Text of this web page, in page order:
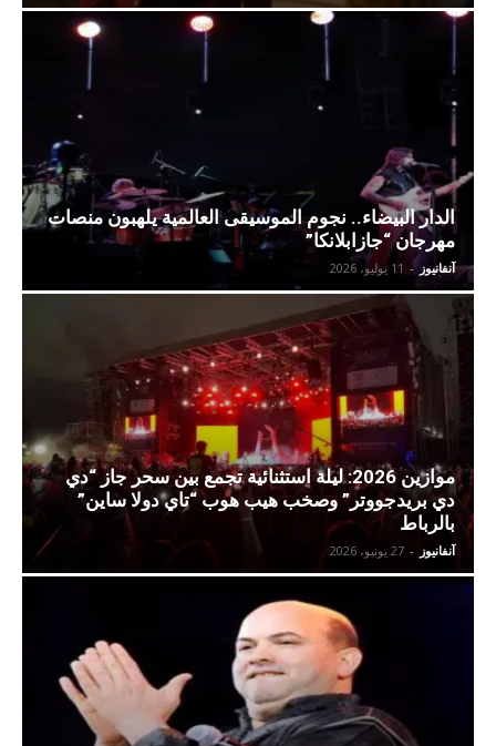
الدار البيضاء.. نجوم الموسيقى العالمية يلهبون منصات
مهرجان “جازابلانكا”
آنفانيوز - 11 يوليو، 2026
موازين 2026: ليلة استثنائية تجمع بين سحر جاز “دي
دي بريدجووتر” وصخب هيب هوب “تاي دولا ساين”
بالرباط
آنفانيوز - 27 يونيو، 2026